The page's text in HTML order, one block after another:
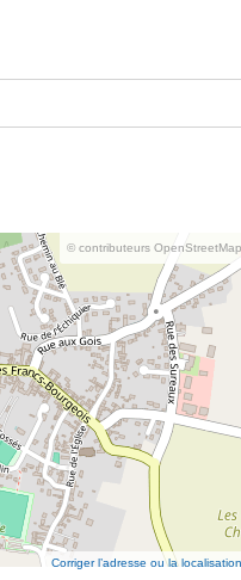
© contributeurs OpenStreetMap
Corriger l’adresse ou la localisation